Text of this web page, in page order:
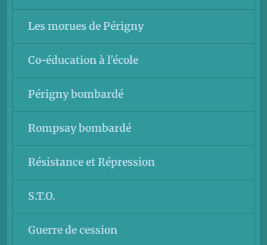
Les morues de Périgny
Co-éducation à l'école
Périgny bombardé
Rompsay bombardé
Résistance et Répression
S.T.O.
Guerre de cession